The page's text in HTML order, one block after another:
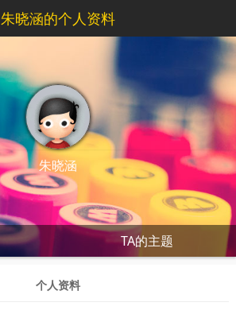
朱晓涵的个人资料
朱晓涵
TA的主题
个人资料